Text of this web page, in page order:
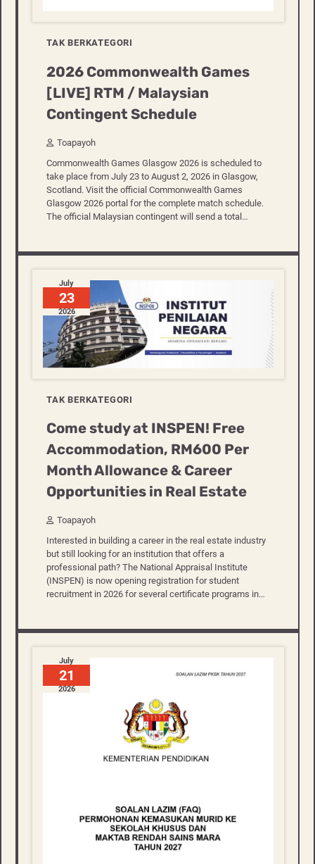
TAK BERKATEGORI
2026 Commonwealth Games
[LIVE] RTM / Malaysian
Contingent Schedule
Toapayoh
Commonwealth Games Glasgow 2026 is scheduled to
take place from July 23 to August 2, 2026 in Glasgow,
Scotland. Visit the official Commonwealth Games
Glasgow 2026 portal for the complete match schedule.
The official Malaysian contingent will send a total…
July
23
2026
TAK BERKATEGORI
Come study at INSPEN! Free
Accommodation, RM600 Per
Month Allowance & Career
Opportunities in Real Estate
Toapayoh
Interested in building a career in the real estate industry
but still looking for an institution that offers a
professional path? The National Appraisal Institute
(INSPEN) is now opening registration for student
recruitment in 2026 for several certificate programs in…
July
21
2026